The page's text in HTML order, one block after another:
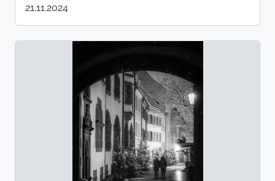
21.11.2024